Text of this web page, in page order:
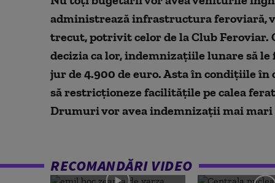
administrează infrastructura feroviară,
trecut, potrivit celor de la Club Feroviar.
decizia ca lor, indemnizațiile lunare să le
jur de 4.900 de euro. Asta în condițiile în
să restricționeze facilitățile pe calea
Drumuri vor avea indemnizații mai mari
RECOMANDĂRI VIDEO